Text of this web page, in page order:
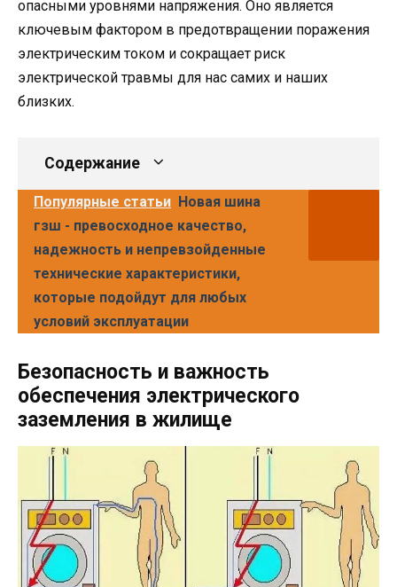
опасными уровнями напряжения. Оно является
ключевым фактором в предотвращении поражения
электрическим током и сокращает риск
электрической травмы для нас самих и наших
близких.
Содержание
Популярные статьи Новая шина
гзш - превосходное качество,
надежность и непревзойденные
технические характеристики,
которые подойдут для любых
условий эксплуатации
Безопасность и важность
обеспечения электрического
заземления в жилище